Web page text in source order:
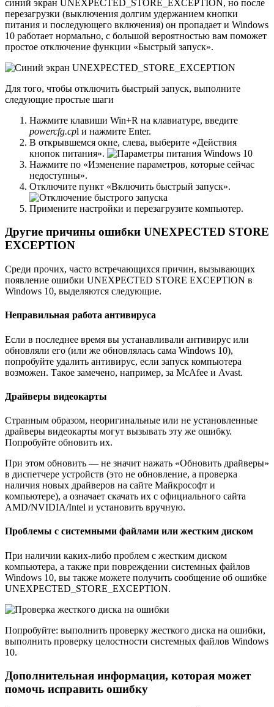
синий экран UNEXPECTED_STORE_EXCEPTION, но после
перезагрузки (выключения долгим удержанием кнопки
питания и последующего включения) он пропадает и Windows
10 работает нормально, с большой вероятностью вам поможет
простое отключение функции «Быстрый запуск».
Для того, чтобы отключить быстрый запуск, выполните
следующие простые шаги
Нажмите клавиши Win+R на клавиатуре, введите
powercfg.cpl и нажмите Enter.
В открывшемся окне, слева, выберите «Действия
кнопок питания».
Нажмите по «Изменение параметров, которые сейчас
недоступны».
Отключите пункт «Включить быстрый запуск».
Примените настройки и перезагрузите компьютер.
Другие причины ошибки UNEXPECTED STORE
EXCEPTION
Среди прочих, часто встречающихся причин, вызывающих
появление ошибки UNEXPECTED STORE EXCEPTION в
Windows 10, выделяются следующие.
Неправильная работа антивируса
Если в последнее время вы устанавливали антивирус или
обновляли его (или же обновлялась сама Windows 10),
попробуйте удалить антивирус, если запуск компьютера
возможен. Такое замечено, например, за McAfee и Avast.
Драйверы видеокарты
Странным образом, неоригинальные или не установленные
драйверы видеокарты могут вызывать эту же ошибку.
Попробуйте обновить их.
При этом обновить — не значит нажать «Обновить драйверы»
в диспетчере устройств (это не обновление, а проверка
наличия новых драйверов на сайте Майкрософт и
компьютере), а означает скачать их с официального сайта
AMD/NVIDIA/Intel и установить вручную.
Проблемы с системными файлами или жестким диском
При наличии каких-либо проблем с жестким диском
компьютера, а также при повреждении системных файлов
Windows 10, вы также можете получить сообщение об ошибке
UNEXPECTED_STORE_EXCEPTION.
Попробуйте: выполнить проверку жесткого диска на ошибки,
выполнить проверку целостности системных файлов Windows
10.
Дополнительная информация, которая может
помочь исправить ошибку